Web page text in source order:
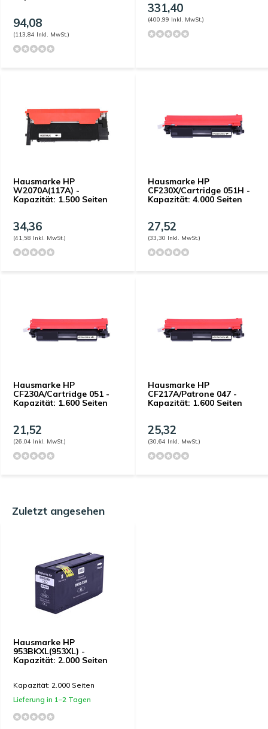
94,08
(113,84 Inkl. MwSt.)
331,40
(400,99 Inkl. MwSt.)
Hausmarke HP
W2070A(117A) -
Kapazität: 1.500 Seiten
34,36
(41,58 Inkl. MwSt.)
Hausmarke HP
CF230X/Cartridge 051H -
Kapazität: 4.000 Seiten
27,52
(33,30 Inkl. MwSt.)
Hausmarke HP
CF230A/Cartridge 051 -
Kapazität: 1.600 Seiten
21,52
(26,04 Inkl. MwSt.)
Hausmarke HP
CF217A/Patrone 047 -
Kapazität: 1.600 Seiten
25,32
(30,64 Inkl. MwSt.)
Zuletzt angesehen
Hausmarke HP
953BKXL(953XL) -
Kapazität: 2.000 Seiten
Kapazität: 2.000 Seiten
Lieferung in 1–2 Tagen